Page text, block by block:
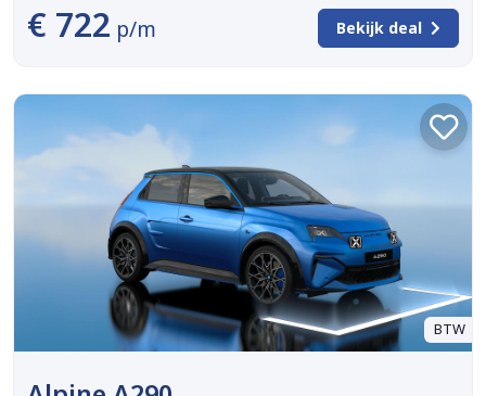
€ 722 p/m Bekijk deal
BTW